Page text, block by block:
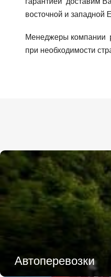
Мегатрейлер. Объём
Юмбо, объём 100
Автомобилей
Для Негабаритных
восточной и западной
Менеджеры компании
при необходимости
Автоперевозки